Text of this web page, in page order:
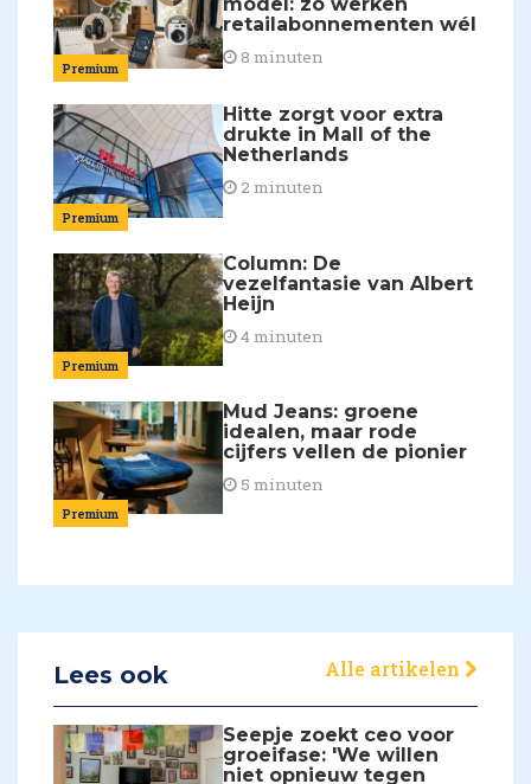
Premium
retailabonnementen wél
8 minuten
Premium
Hitte zorgt voor extra
drukte in Mall of the
Netherlands
2 minuten
Premium
Column: De
vezelfantasie van Albert
Heijn
4 minuten
Premium
Mud Jeans: groene
idealen, maar rode
cijfers vellen de pionier
5 minuten
Lees ook Alle artikelen
Seepje zoekt ceo voor
groeifase: 'We willen
niet opnieuw tegen